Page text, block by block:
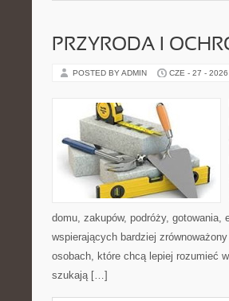
PRZYRODA I
POSTED BY ADMIN CZE - 27 - 2026
domu, zakupów, podróży,
wspierających bardziej
osobach, które chcą lepiej rozumieć
szukają […]